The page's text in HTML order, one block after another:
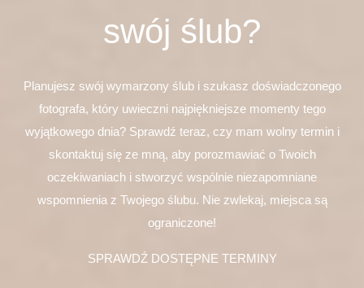
swój ślub?
Planujesz swój wymarzony ślub i szukasz doświadczonego
fotografa, który uwieczni najpiękniejsze momenty tego
wyjątkowego dnia? Sprawdź teraz, czy mam wolny termin i
skontaktuj się ze mną, aby porozmawiać o Twoich
oczekiwaniach i stworzyć wspólnie niezapomniane
wspomnienia z Twojego ślubu. Nie zwlekaj, miejsca są
ograniczone!
SPRAWDŹ DOSTĘPNE TERMINY